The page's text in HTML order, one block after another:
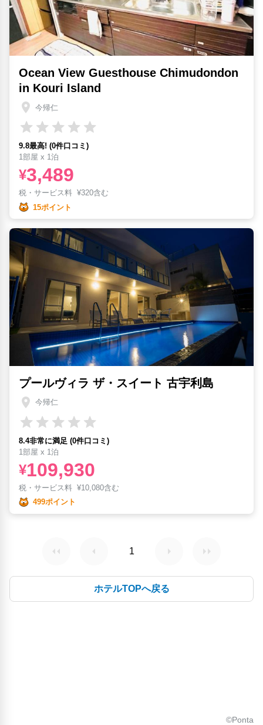
Ocean View Guesthouse Chimudondon
in Kouri Island
今帰仁
9.8最高! (0件口コミ)
1部屋 x 1泊
¥3,489
税・サービス料 ¥320含む
15ポイント
プールヴィラ ザ・スイート 古宇利島
今帰仁
8.4非常に満足 (0件口コミ)
1部屋 x 1泊
¥109,930
税・サービス料 ¥10,080含む
499ポイント
1
ホテルTOPへ戻る
©Ponta